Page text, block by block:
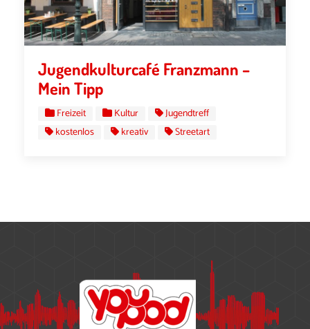
Jugendkulturcafé Franzmann –
Mein Tipp
Freizeit Kultur
Jugendtreff
kostenlos
kreativ Streetart